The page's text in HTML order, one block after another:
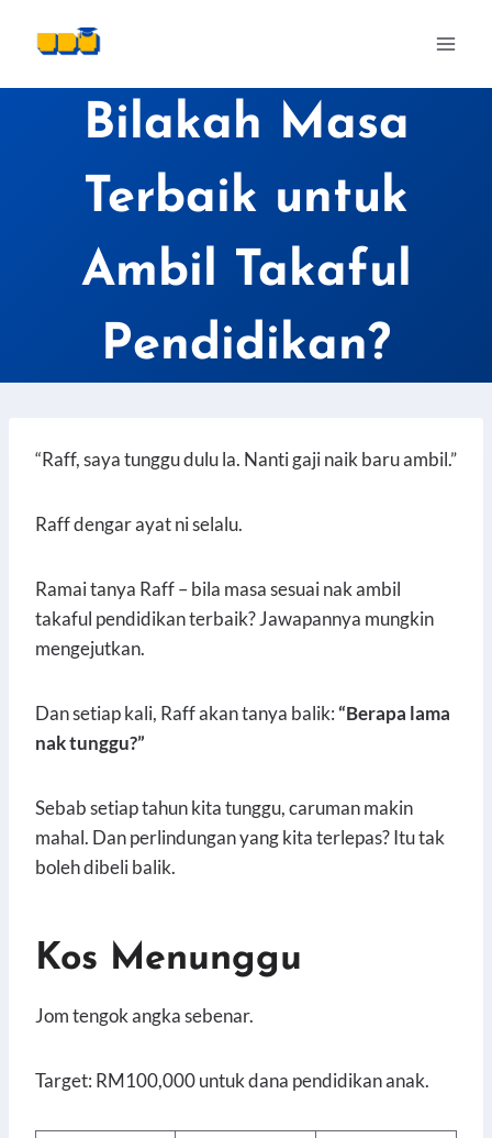
Bilakah Masa
Terbaik untuk
Ambil Takaful
Pendidikan?
“Raff, saya tunggu dulu la. Nanti gaji naik baru ambil.”
Raff dengar ayat ni selalu.
Ramai tanya Raff – bila masa sesuai nak ambil
takaful pendidikan terbaik? Jawapannya mungkin
mengejutkan.
Dan setiap kali, Raff akan tanya balik:“Berapa lama
nak tunggu?”
Sebab setiap tahun kita tunggu, caruman makin
mahal. Dan perlindungan yang kita terlepas? Itu tak
boleh dibeli balik.
Kos Menunggu
Jom tengok angka sebenar.
Target: RM100,000 untuk dana pendidikan anak.